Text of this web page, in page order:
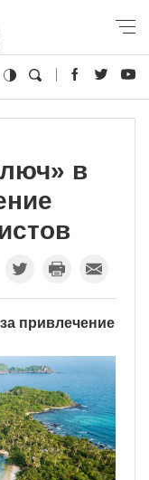
в
привлечение